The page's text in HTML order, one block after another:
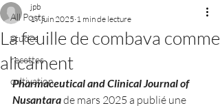
All Posts
etudes
recettes
cultivation
La feuille de combava comme
alicament
jpb
17 juin 2025 1 min de lecture
Pharmaceutical and Clinical Journal of
Nusantarade mars 2025 a publié une